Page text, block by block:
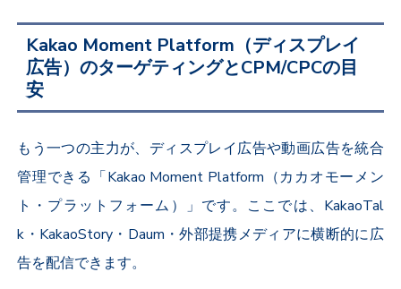
Kakao Moment Platform（ディスプレイ
広告）のターゲティングとCPM/CPCの目
安
もう一つの主力が、ディスプレイ広告や動画広告を統合
管理できる「Kakao Moment Platform （カカオモーメン
ト・プラットフォーム）」です。ここでは、 KakaoTal
k ・ KakaoStory・ Daum ・外部提携メディアに横断的に広
告を配信できます。